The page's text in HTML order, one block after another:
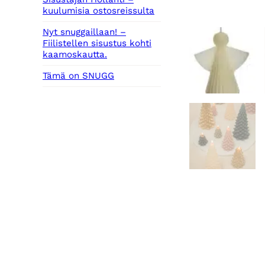
kuulumisia ostosreissulta
Nyt snuggaillaan! –
Fiilistellen sisustus kohti
kaamoskautta.
Tämä on SNUGG